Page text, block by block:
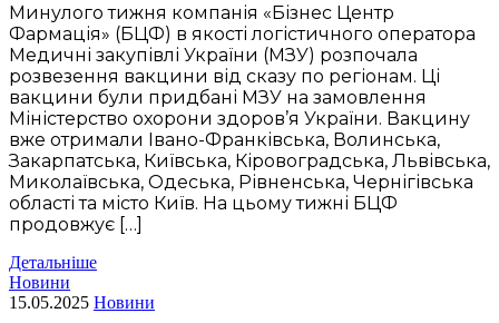
Минулого тижня компанія «Бізнес Центр
Фармація» (БЦФ) в якості логістичного оператора
Медичні закупівлі України (МЗУ) розпочала
розвезення вакцини від сказу по регіонам. Ці
вакцини були придбані МЗУ на замовлення
Міністерство охорони здоров’я України. Вакцину
вже отримали Івано-Франківська, Волинська,
Закарпатська, Київська, Кіровоградська, Львівська,
Миколаївська, Одеська, Рівненська, Чернігівська
області та місто Київ. На цьому тижні БЦФ
продовжує […]
Детальніше
Новини
15.05.2025 Новини